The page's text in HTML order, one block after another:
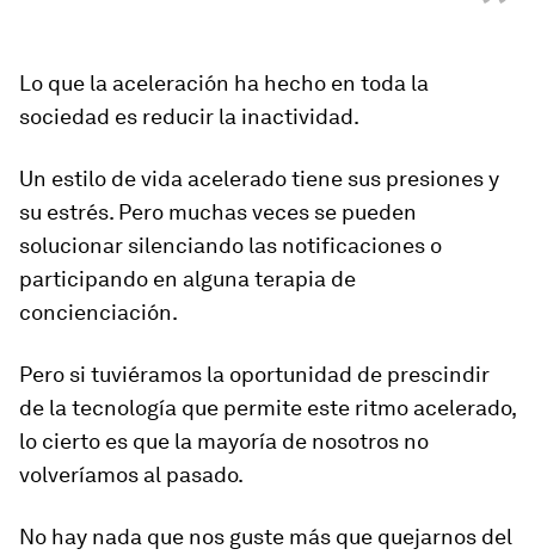
Lo que la aceleración ha hecho en toda la
sociedad es reducir la inactividad.
Un estilo de vida acelerado tiene sus presiones y
su estrés. Pero muchas veces se pueden
solucionar silenciando las notificaciones o
participando en alguna terapia de
concienciación.
Pero si tuviéramos la oportunidad de prescindir
de la tecnología que permite este ritmo acelerado,
lo cierto es que la mayoría de nosotros no
volveríamos al pasado.
No hay nada que nos guste más que quejarnos del